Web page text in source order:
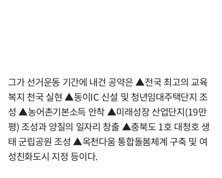
그가 선거운동 기간에 내건 공약은 ▲전국 최고의 교육
복지 천국 실현 ▲동이IC 신설 및 청년임대주택단지 조
성 ▲농어촌기본소득 안착 ▲미래성장 산업단지(19만
평) 조성과 양질의 일자리 창출 ▲충북도 1호 대청호 생
태 군립공원 조성 ▲옥천다움 통합돌봄체계 구축 및 여
성친화도시 지정 등이다.